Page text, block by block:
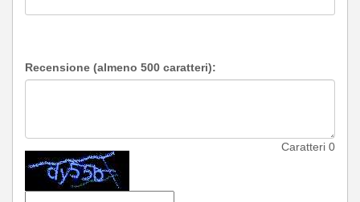
Recensione (almeno 500 caratteri):
Caratteri 0